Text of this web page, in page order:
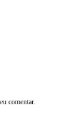
comentar.